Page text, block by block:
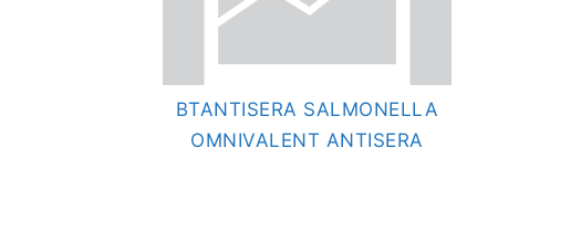
BTANTISERA SALMONELLA
OMNIVALENT ANTISERA